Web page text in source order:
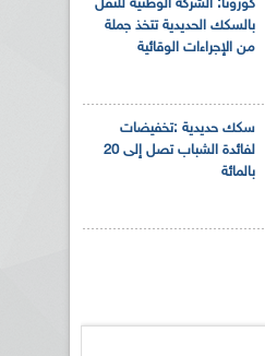
كورونا: الشركة الوطنية للنقل
بالسكك الحديدية تتخذ جملة
من الإجراءات الوقائية
سكك حديدية :تخفيضات
لفائدة الشباب تصل إلى 20
بالمائة